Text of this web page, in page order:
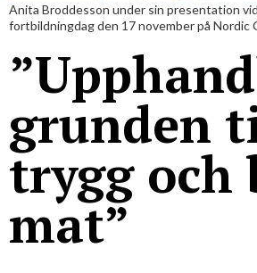
Anita Broddesson under sin presentation
fortbildningdag den 17 november på Nordic
grunden
trygg och
mat”